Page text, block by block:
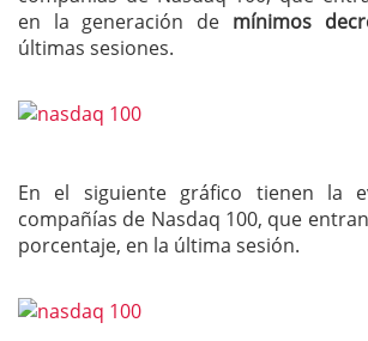
en la generación de mínimos
últimas sesiones.
En el siguiente gráfico tienen la
compañías de Nasdaq 100, que
porcentaje, en la última sesión.